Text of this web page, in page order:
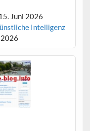
Juni 2026
Intelligenz